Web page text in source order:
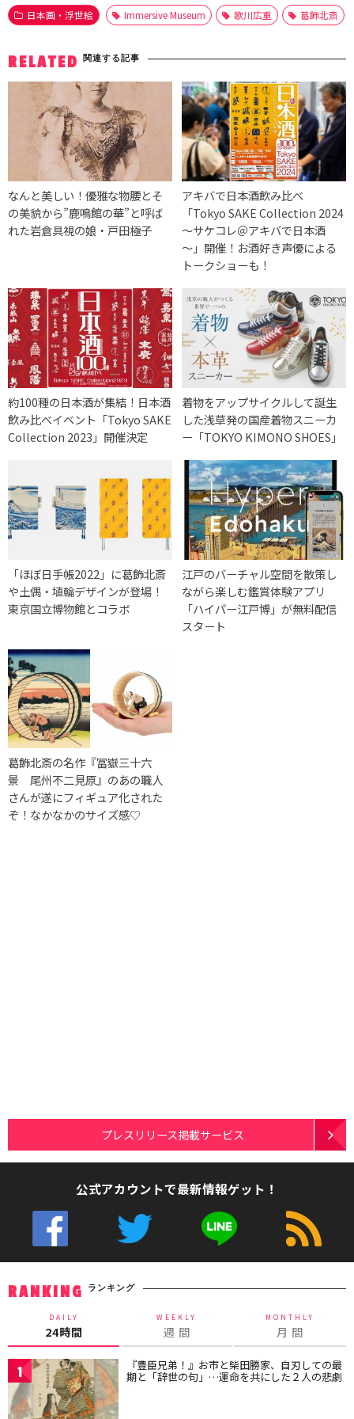
日本画・浮世絵 Immersive Museum 歌川広重 葛飾北斎
RELATED 関連する記事
なんと美しい！優雅な物腰とそ
の美貌から”鹿鳴館の華”と呼ば
れた岩倉具視の娘・戸田極子
アキバで日本酒飲み比べ
「Tokyo SAKE Collection 2024
～サケコレ＠アキバで日本酒
～」開催！お酒好き声優による
トークショーも！
約100種の日本酒が集結！日本酒
飲み比べイベント「Tokyo SAKE
Collection 2023」開催決定
着物をアップサイクルして誕生
した浅草発の国産着物スニーカ
ー「TOKYO KIMONO SHOES」
「ほぼ日手帳2022」に葛飾北斎
や土偶・埴輪デザインが登場！
東京国立博物館とコラボ
江戸のバーチャル空間を散策し
ながら楽しむ鑑賞体験アプリ
「ハイパー江戸博」が無料配信
スタート
葛飾北斎の名作『冨嶽三十六
景 尾州不二見原』のあの職人
さんが遂にフィギュア化された
ぞ！なかなかのサイズ感♡
プレスリリース掲載サービス
公式アカウントで最新情報ゲット！
RANKING ランキング
DAILY
24時間
WEEKLY
週 間
MONTHLY
月 間
1 『豊臣兄弟！』お市と柴田勝家、自刃しての最
期と「辞世の句」…運命を共にした２人の悲劇